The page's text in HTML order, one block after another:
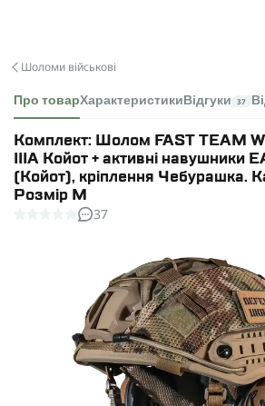
Шоломи військові
Про товарХарактеристики Відгуки 37
Комплект: Шолом FAST TEAM
IIIA Койот + активні навушники
(Койот), кріплення Чебурашка.
Розмір M
37